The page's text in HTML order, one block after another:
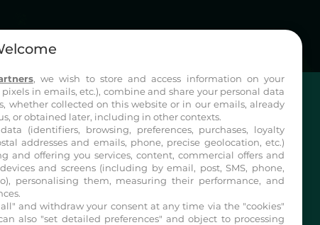
+33 3 86 39 58 50
, we wish to store and access information on your
pixels in emails, etc.), combine and share your personal data
whether collected on this website or in our emails, already
or obtained later, including in other contexts.
(identifiers, browsing, preferences, purchases, loyalty
addresses and emails, phone, precise geolocation, etc.)
and offering you services, content, commercial offers and
and screens (including by email, post, SMS, phone,
personalising them, measuring their performance, and
and withdraw your consent at any time via the "cookies"
also "set detailed preferences" and object to processing